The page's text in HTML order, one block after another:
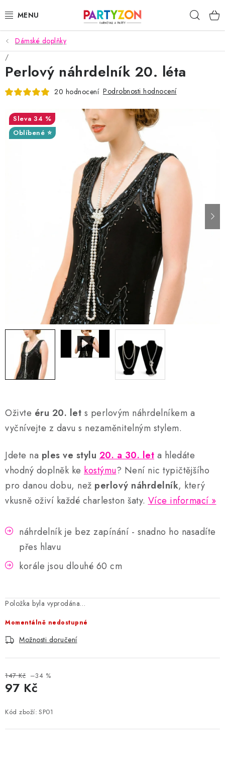
na
KARNEVALOVÉ MASKY
KARNEVALOVÉ KOSTÝMY
DOPLŇKY NA KARNEVAL
PÁRTY PODLE TÉMAT
EXKLUZIVNÍ KOSTÝMY
Nejčastější otázky a odpovědi Kontakty
Doprava a poštovné
Vrácení a reklamace
Obchodní podmínky
Podmínky ochrany osobních údajů
Dámské doplňky
Oživte éru 20. let s perlovým náhrdelníkem a
vyčnívejte z davu s nezaměnitelným stylem.
Jdete na ples ve stylu 20. a 30. let a hledáte
vhodný doplněk ke kostýmu? Není nic typičtějšího
pro danou dobu, než perlový náhrdelník, který
vkusně oživí každé charleston šaty. Více informací
náhrdelník je bez zapínání - snadno ho nasadíte
přes hlavu
korále jsou dlouhé 60 cm
Položka byla vyprodána…
Momentálně nedostupné
Možnosti doručení
147 Kč –34 %
97 Kč
Kód zboží: SP01
Perlový náhrdelník 20. léta
20 hodnocení Podrobnosti hodnocení
34 %
Oblíbené ⭐